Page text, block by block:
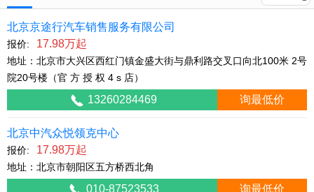
北京京途行汽车销售服务有限公司
报价: 17.98万起
地址：北京市大兴区西红门镇金盛大街与鼎利路交叉口向北100米 2号
院20号楼（官 方 授 权 4 s 店）
13260284469 询最低价
北京中汽众悦领克中心
报价: 17.98万起
地址：北京市朝阳区五方桥西北角
010-87523533 询最低价